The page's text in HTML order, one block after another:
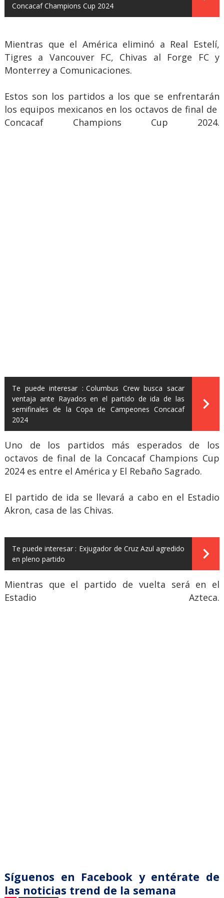
Concacaf Champions Cup 2024
Mientras que el América eliminó a Real Estelí,
Tigres a Vancouver FC, Chivas al Forge FC y
Monterrey a Comunicaciones.
Estos son los partidos a los que se enfrentarán
los equipos mexicanos en los octavos de final de
Concacaf Champions Cup 2024.
Te puede interesar : Columbus Crew busca sacar
ventaja ante Rayados en el partido de ida de las
semifinales de la Copa de Campeones Concacaf
2024
Uno de los partidos más esperados de los
octavos de final de la Concacaf Champions Cup
2024 es entre el América y El Rebaño Sagrado.
El partido de ida se llevará a cabo en el Estadio
Akron, casa de las Chivas.
Te puede interesar : Exjugador de Cruz Azul agredido
en pleno partido
Mientras que el partido de vuelta será en el
Estadio Azteca.
Síguenos en Facebook y entérate de
las noticias trend de la semana